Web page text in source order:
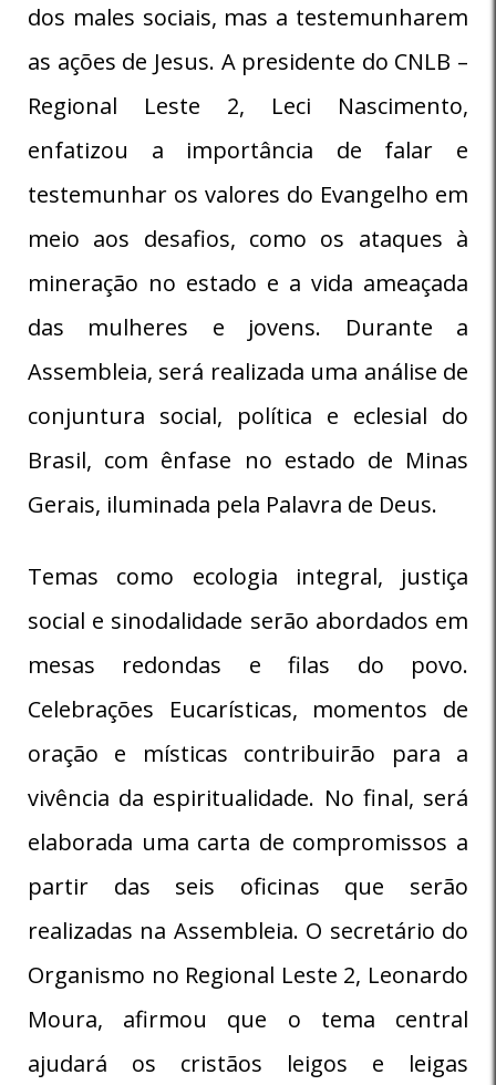
dos males sociais, mas a testemunharem
as ações de Jesus. A presidente do CNLB –
Regional Leste 2, Leci Nascimento,
enfatizou a importância de falar e
testemunhar os valores do Evangelho em
meio aos desafios, como os ataques à
mineração no estado e a vida ameaçada
das mulheres e jovens. Durante a
Assembleia, será realizada uma análise de
conjuntura social, política e eclesial do
Brasil, com ênfase no estado de Minas
Gerais, iluminada pela Palavra de Deus.
Temas como ecologia integral, justiça
social e sinodalidade serão abordados em
mesas redondas e filas do povo.
Celebrações Eucarísticas, momentos de
oração e místicas contribuirão para a
vivência da espiritualidade. No final, será
elaborada uma carta de compromissos a
partir das seis oficinas que serão
realizadas na Assembleia. O secretário do
Organismo no Regional Leste 2, Leonardo
Moura, afirmou que o tema central
ajudará os cristãos leigos e leigas